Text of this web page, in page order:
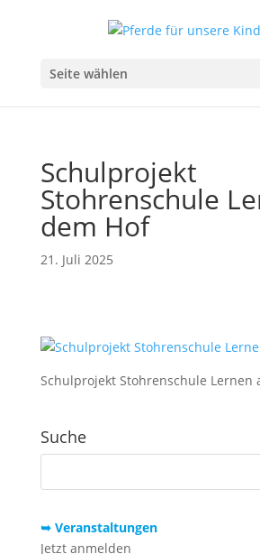
Seite wählen
Schulprojekt
Stohrenschule
dem Hof
21. Juli 2025
Schulprojekt Stohrenschule Lernen
Suche
➥ Veranstaltungen
Jetzt anmelden